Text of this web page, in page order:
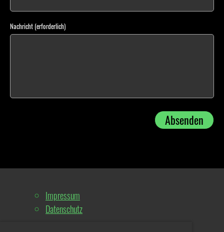
Nachricht (erforderlich)
Impressum
Datenschutz